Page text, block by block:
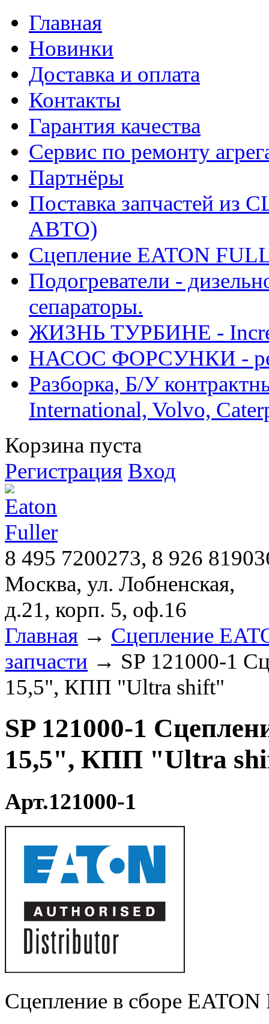
Главная
Новинки
Доставка и оплата
Контакты
Гарантия качества
Сервис по ремонту
Партнёры
Поставка запчастей
АВТО)
Сцепление EATON
Подогреватели -
сепараторы.
ЖИЗНЬ ТУРБИНЕ -
НАСОС ФОРСУНКИ -
Разборка, Б/У
International, Volvo,
Корзина пуста
Регистрация Вход
8 495 7200273, 8 926
Москва, ул. Лобненская,
д.21, корп. 5, оф.16
Главная → Сцепление
запчасти → SP 121000-1
15,5", КПП "Ultra shift"
SP 121000-1
15,5", КПП "Ultra
Арт.121000-1
Сцепление в сборе